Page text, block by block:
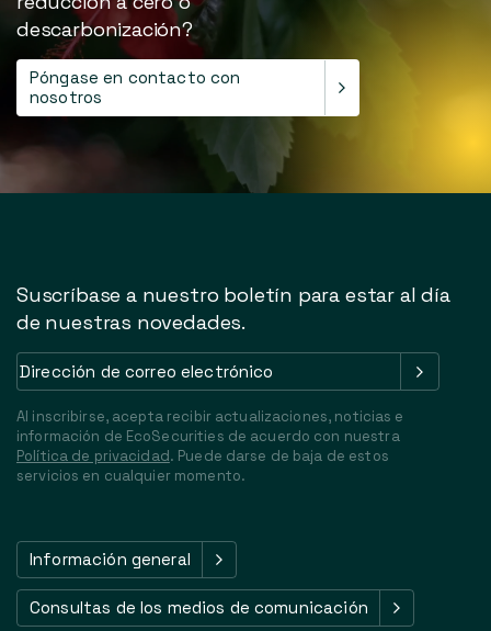
descarbonización?
Póngase en contacto con
nosotros
Suscríbase a nuestro boletín para estar al día
de nuestras novedades.
Dirección
de
electrónico(Obligatorio)
Al inscribirse, acepta recibir actualizaciones, noticias e
información de EcoSecurities de acuerdo con nuestra
Política de privacidad. Puede darse de baja de estos
servicios en cualquier momento.
Información general
Consultas de los medios de comunicación